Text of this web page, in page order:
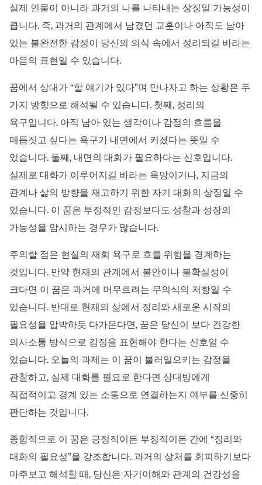
실제 인물이 아니라 과거의 나를 나타내는 상징일 가능성이
큽니다. 즉, 과거의 관계에서 남겼던 교훈이나 아직도 남아
있는 불완전한 감정이 당신의 의식 속에서 정리되길 바라는
마음의 표현일 수 있습니다.
꿈에서 상대가 “할 얘기가 있다”며 만나자고 하는 상황은 두
가지 방향으로 해석될 수 있습니다. 첫째, 정리의
욕구입니다. 아직 남아 있는 생각이나 감정의 흐름을
매듭짓고 싶다는 욕구가 내면에서 커졌다는 뜻일 수
있습니다. 둘째, 내면의 대화가 필요하다는 신호입니다.
실제로 대화가 이루어지길 바라는 욕망이거나, 지금의
관계나 삶의 방향을 재고하기 위한 자기 대화의 상징일 수
있습니다. 이 꿈은 부정적인 감정보다도 성찰과 성장의
가능성을 암시하는 경우가 많습니다.
주의할 점은 현실의 재회 욕구로 흐를 위험을 경계하는
것입니다. 만약 현재의 관계에서 불안이나 불확실성이
크다면 이 꿈은 과거에 머무르려는 무의식의 저항일 수
있습니다. 반대로 현재의 삶에서 정리와 새로운 시작의
필요성을 압박하듯 다가온다면, 꿈은 당신이 보다 건강한
의사소통 방식으로 감정을 표현해야 한다는 신호일 수
있습니다. 오늘의 과제는 이 꿈이 불러일으키는 감정을
관찰하고, 실제 대화를 필요로 한다면 상대방에게
직접적이고 경계 있는 소통으로 연결하는지 여부를 신중히
판단하는 것입니다.
종합적으로 이 꿈은 긍정적이든 부정적이든 간에 “정리와
대화의 필요성”을 강조합니다. 과거의 상처를 회피하기보다
마주보고 해석할 때, 당신은 자기이해와 관계의 건강성을